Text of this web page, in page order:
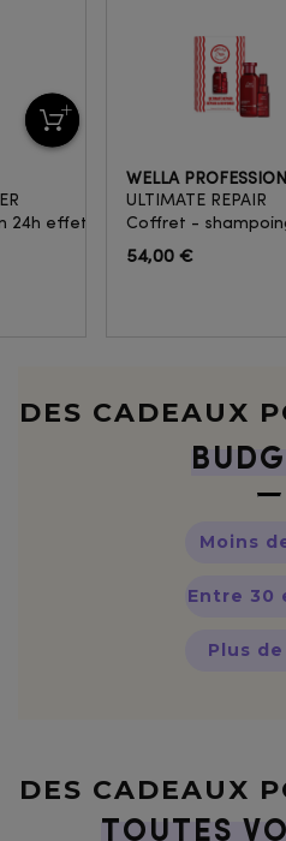
24h effet glass skin
WELLA
ULTIMATE REPAIR
Coffret -
54,00 €
DES CADEAUX
Moins
Entre 30
Plus
DES CADEAUX
TOUTES